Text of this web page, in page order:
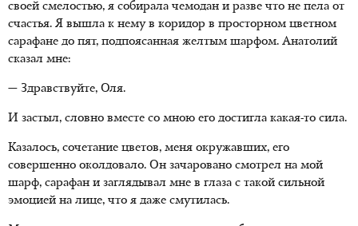
своей смелостью, я собирала чемодан и разве что не пела от
счастья. Я вышла к нему в коридор в просторном цветном
сарафане до пят, подпоясанная желтым шарфом. Анатолий
сказал мне:
— Здравствуйте, Оля.
И застыл, словно вместе со мною его достигла какая-то сила.
Казалось, сочетание цветов, меня окружавших, его
совершенно околдовало. Он зачаровано смотрел на мой
шарф, сарафан и заглядывал мне в глаза с такой сильной
эмоцией на лице, что я даже смутилась.